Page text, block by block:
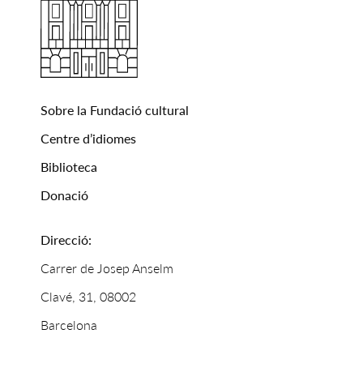
Sobre la Fundació cultural
Centre d’idiomes
Biblioteca
Donació
Direcció:
Carrer de Josep Anselm
Clavé, 31, 08002
Barcelona